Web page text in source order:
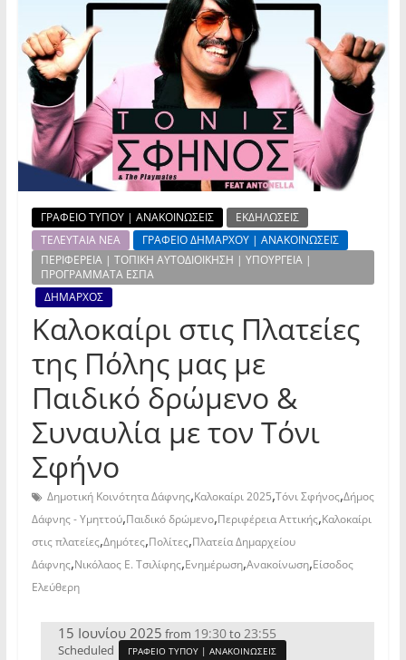
ΓΡΑΦΕΙΟ ΤΥΠΟΥ | ΑΝΑΚΟΙΝΩΣΕΙΣ
ΕΚΔΗΛΩΣΕΙΣ
ΤΕΛΕΥΤΑΙΑ ΝΕΑ
ΓΡΑΦΕΙΟ ΔΗΜΑΡΧΟΥ | ΑΝΑΚΟΙΝΩΣΕΙΣ
ΠΕΡΙΦΕΡΕΙΑ | ΤΟΠΙΚΗ ΑΥΤΟΔΙΟΙΚΗΣΗ | ΥΠΟΥΡΓΕΙΑ |
ΠΡΟΓΡΑΜΜΑΤΑ ΕΣΠΑ
ΔΗΜΑΡΧΟΣ
Καλοκαίρι στις Πλατείες
της Πόλης μας με
Παιδικό δρώμενο &
Συναυλία με τον Τόνι
Σφήνο
Δημοτική Κοινότητα Δάφνης,Καλοκαίρι 2025,Τόνι Σφήνος,Δήμος
Δάφνης - Υμηττού,Παιδικό δρώμενο,Περιφέρεια Αττικής,Καλοκαίρι
στις πλατείες,Δημότες,Πολίτες,Πλατεία Δημαρχείου
Δάφνης,Νικόλαος Ε. Τσιλίφης,Ενημέρωση,Ανακοίνωση,Είσοδος
Ελεύθερη
15 Ιουνίου 2025 from 19:30to 23:55
Scheduled
ΓΡΑΦΕΙΟ ΤΥΠΟΥ | ΑΝΑΚΟΙΝΩΣΕΙΣ